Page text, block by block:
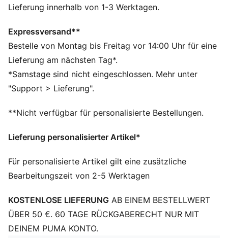
kannst.
Das Obermaterial besteht zu mindestens 30 % aus
recycelten Materialien
PASSFORM: Weiches, leichtes Obermaterial mit
elastischem Strickschaft und halbhoher Konstruktion –
für eine verbesserte Passform, mehr Komfort und
Support.
und Stabilität
Ballkontrolle
Texturierte Synthetiklinien für mehr Grip, Ballkontrolle
und verbesserte Skills
Weiches, leichtes Synthetik-Obermaterial mit
dehnbarem Strickkragen und einer halbhohen
Schaftkonstruktion für eine bequeme und stützende
Lieferung innerhalb von 1-3 Werktagen.
Expressversand**
Bestelle von Montag bis Freitag vor 14:00 Uhr für eine
Lieferung am nächsten Tag*.
*Samstage sind nicht eingeschlossen. Mehr unter
"Support > Lieferung".
**Nicht verfügbar für personalisierte Bestellungen.
Lieferung personalisierter Artikel*
Für personalisierte Artikel gilt eine zusätzliche
Bearbeitungszeit von 2-5 Werktagen
KOSTENLOSE LIEFERUNG AB EINEM BESTELLWERT
ÜBER 50 €. 60 TAGE RÜCKGABERECHT NUR MIT
DEINEM PUMA KONTO.